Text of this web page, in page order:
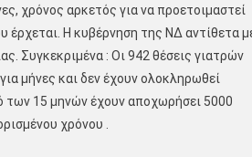
χρόνος αρκετός για να προετοιμαστεί
έρχεται. Η κυβέρνηση της ΝΔ αντίθετα
Συγκεκριμένα : Οι 942 θέσεις γιατρών
μήνες και δεν έχουν ολοκληρωθεί
των 15 μηνών έχουν αποχωρήσει 5000
χρόνου .